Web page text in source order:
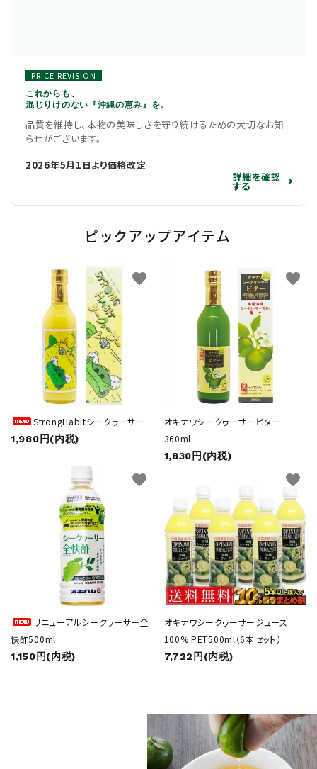
PRICE REVISION
これからも、
混じりけのない『沖縄の恵み』を。
品質を維持し、本物の美味しさを守り続けるための大切なお知
らせがございます。
2026年5月1日より価格改定
詳細を確認
する
ピックアップアイテム
StrongHabitシークヮーサー
1,980円(内税)
favorite
オキナワシークヮーサービター
360ml
1,830円(内税)
favorite
リニューアルシークヮーサー全
快酢500ml
1,150円(内税)
favorite
オキナワシークヮーサージュース
100% PET500ml（6本セット）
7,722円(内税)
favorite